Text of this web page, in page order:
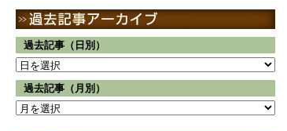
過去記事（日別）
過去記事（月別）